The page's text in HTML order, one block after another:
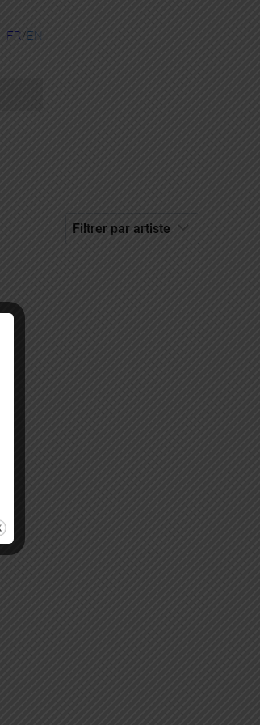
FR EN